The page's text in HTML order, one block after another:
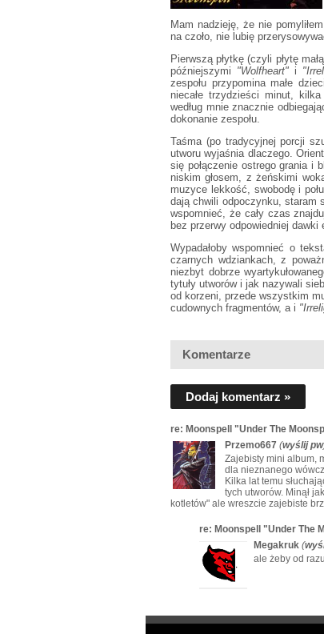
Mam nadzieję, że nie
na czoło, nie lubię
Pierwszą płytkę (czyli płytę
późniejszymi "Wolfheart"i
zespołu przypomina małe
niecałe trzydzieści minut,
według mnie znacznie
dokonanie zespołu.
Taśma (po tradycyjnej porcji
utworu wyjaśnia dlaczego.
się połączenie ostrego grania i
niskim głosem, z żeńskimi
muzyce lekkość, swobodę i
dają chwili odpoczynku, staram
wspomnieć, że cały czas
bez przerwy odpowiedniej dawki
Wypadałoby wspomnieć o
czarnych wdziankach, z
niezbyt dobrze
tytuły utworów i jak nazywali
od korzeni, przede wszystkim
cudownych fragmentów, a i
Komentarze
Dodaj komentarz »
re: Moonspell "Under The
Przemo667 (wyślij pw
Zajebisty mini album,
dla nieznanego
Kilka lat temu
tych utworów. Minął
kotletów" ale wreszcie zajebiste
re: Moonspell "Under The
Megakruk (
ale żeby od